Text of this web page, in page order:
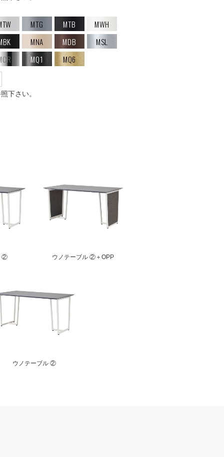
MTG MTB
MWH
MNA MDB
MSL
MQ1 MQ6
下さい。
② ウノテーブル ②＋OPP
ウノテーブル ②